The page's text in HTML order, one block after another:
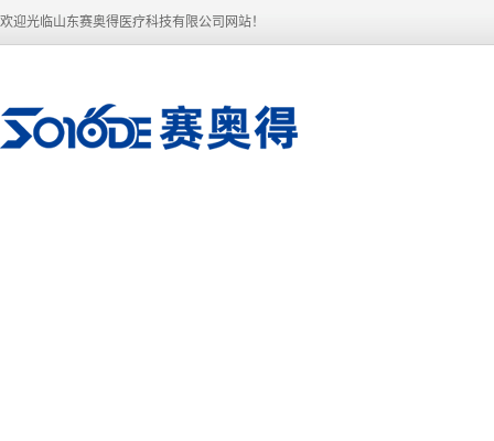
欢迎光临山东赛奥得医疗科技有限公司网站！